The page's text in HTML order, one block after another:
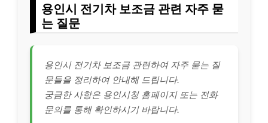
용인시 전기차 보조금 관련 자주 묻
는 질문
용인시 전기차 보조금 관련하여 자주 묻는 질
문들을 정리하여 안내해 드립니다.
궁금한 사항은 용인시청 홈페이지 또는 전화
문의를 통해 확인하시기 바랍니다.